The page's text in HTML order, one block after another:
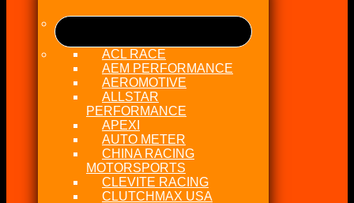
ACL RACE
AEM PERFORMANCE
AEROMOTIVE
ALLSTAR
PERFORMANCE
APEXI
AUTO METER
CHINA RACING
MOTORSPORTS
CLEVITE RACING
CLUTCHMAX USA